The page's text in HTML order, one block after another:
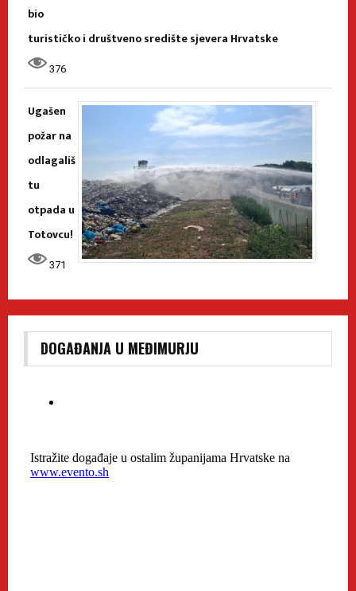
bio
turističko i društveno središte sjevera Hrvatske
376
Ugašen
požar na
odlagališ
tu
otpada u
Totovcu!
371
DOGAĐANJA U MEĐIMURJU